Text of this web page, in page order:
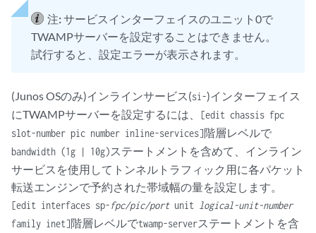
注:サービスインターフェイスのユニット0で
TWAMPサーバーを設定することはできません。
試行すると、設定エラーが表示されます。
(Junos OSのみ)インラインサービス(si-)インターフェイス
にTWAMPサーバーを設定するには、
[edit chassis fpc
slot-number pic number inline-services]階層レベルで
bandwidth (1g | 10g)ステートメントを含めて、インライン
サービスを使用してトンネルトラフィック用に各パケット
転送エンジンで予約された帯域幅の量を設定します。
[edit interfaces sp-fpc/pic/portunit logical-unit-number
family inet]階層レベルでtwamp-serverステートメントを含